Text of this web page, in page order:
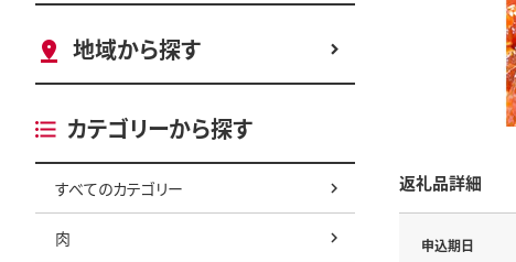
地域から探す
カテゴリーから探す
すべてのカテゴリー
肉
返礼品詳細
申込期日